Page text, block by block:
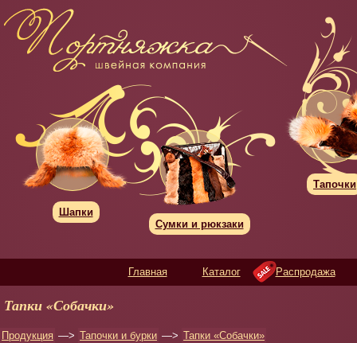
Шапки
Сумки и рюкзаки
Тапочки
Главная Каталог Распродажа
Тапки «Собачки»
Продукция —> Тапочки и бурки —> Тапки «Собачки»